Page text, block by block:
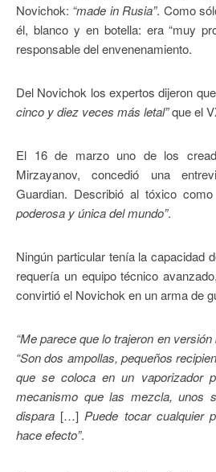
Novichok: “made in Rusia”. Como
él, blanco y en botella: era “muy
responsable del envenenamiento.
Del Novichok los expertos dijeron
cinco y diez veces más letal”que el
El 16 de marzo uno de los
Mirzayanov, concedió una
Guardian. Describió al tóxico como
poderosa y única del mundo”.
Ningún particular tenía la capacidad
requería un equipo técnico
convirtió el Novichok en un arma de
“Me parece que lo trajeron en versión
“Son dos ampollas, pequeños
que se coloca en un vaporizador
mecanismo que las mezcla, unos
dispara […] Puede tocar cualquier
hace efecto”.